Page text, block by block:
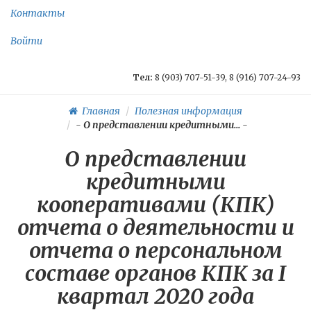
Контакты
Войти
Тел: 8 (903) 707-51-39, 8 (916) 707-24-93
Главная
Полезная информация
- О представлении кредитными... -
О представлении
кредитными
кооперативами (КПК)
отчета о деятельности и
отчета о персональном
составе органов КПК за I
квартал 2020 года